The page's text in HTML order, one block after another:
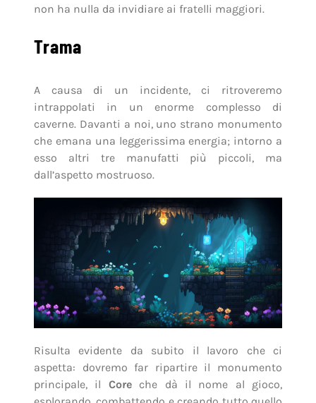
non ha nulla da invidiare ai fratelli maggiori.
Trama
A causa di un incidente, ci ritroveremo
intrappolati in un enorme complesso di
caverne. Davanti a noi, uno strano monumento
che emana una leggerissima energia; intorno a
esso altri tre manufatti più piccoli, ma
dall’aspetto mostruoso.
Risulta evidente da subito il lavoro che ci
aspetta: dovremo far ripartire il monumento
principale, il Coreche dà il nome al gioco,